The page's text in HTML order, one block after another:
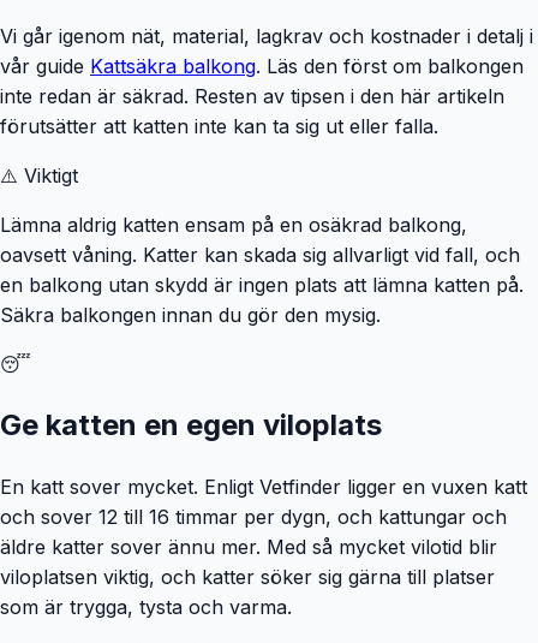
Vi går igenom nät, material, lagkrav och kostnader i detalj i
vår guide Kattsäkra balkong. Läs den först om balkongen
inte redan är säkrad. Resten av tipsen i den här artikeln
förutsätter att katten inte kan ta sig ut eller falla.
⚠️ Viktigt
Lämna aldrig katten ensam på en osäkrad balkong,
oavsett våning. Katter kan skada sig allvarligt vid fall, och
en balkong utan skydd är ingen plats att lämna katten på.
Säkra balkongen innan du gör den mysig.
😴
Ge katten en egen viloplats
En katt sover mycket. Enligt Vetfinder ligger en vuxen katt
och sover 12 till 16 timmar per dygn, och kattungar och
äldre katter sover ännu mer. Med så mycket vilotid blir
viloplatsen viktig, och katter söker sig gärna till platser
som är trygga, tysta och varma.